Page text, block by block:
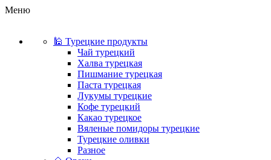
Меню
🕌 Турецкие продукты
Чай турецкий
Халва турецкая
Пишмание турецкая
Паста турецкая
Лукумы турецкие
Кофе турецкий
Какао турецкое
Вяленые помидоры турецкие
Турецкие оливки
Разное